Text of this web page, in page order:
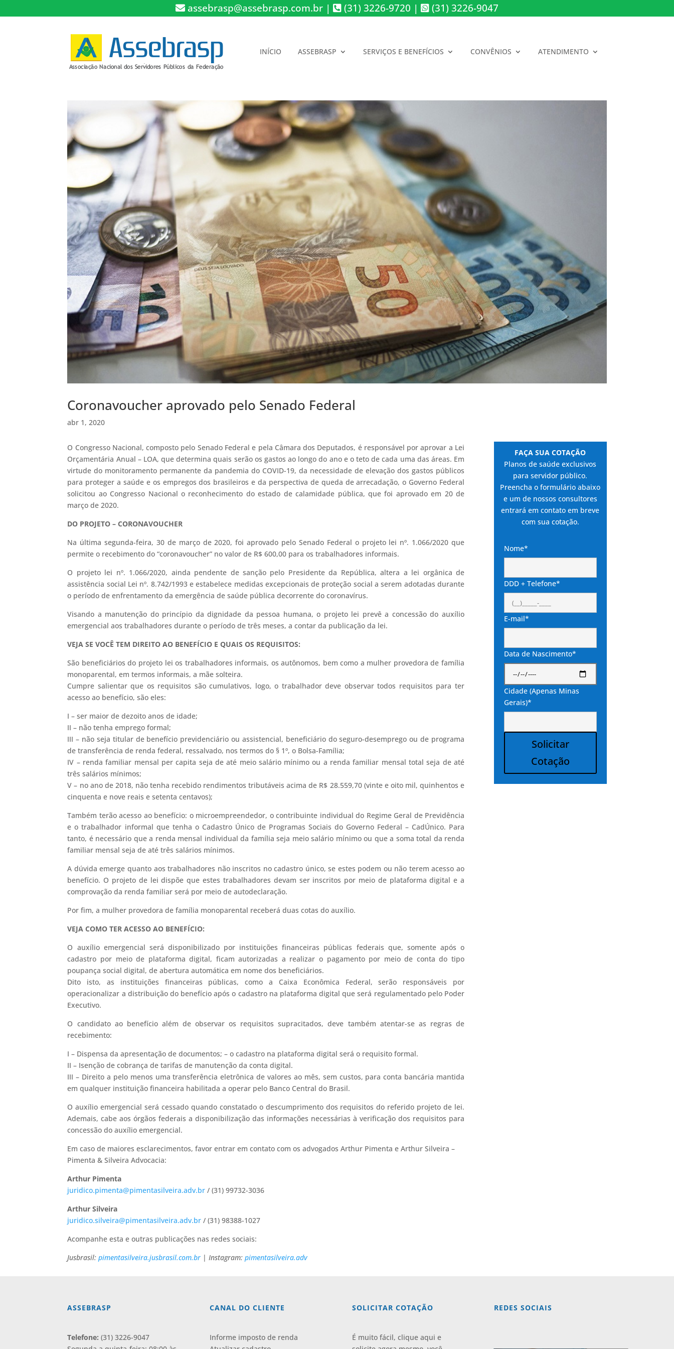
assebrasp@assebrasp.com.br | (31) 3226-9720 | (31) 3226-9047
INÍCIO ASSEBRASP SERVIÇOS E BENEFÍCIOS CONVÊNIOS ATENDIMENTO
Coronavoucher aprovado pelo Senado Federal
abr 1, 2020
O Congresso Nacional, composto pelo Senado Federal e pela Câmara dos Deputados, é responsável por aprovar a Lei
Orçamentária Anual – LOA, que determina quais serão os gastos ao longo do ano e o teto de cada uma das áreas. Em
virtude do monitoramento permanente da pandemia do COVID-19, da necessidade de elevação dos gastos públicos
para proteger a saúde e os empregos dos brasileiros e da perspectiva de queda de arrecadação, o Governo Federal
solicitou ao Congresso Nacional o reconhecimento do estado de calamidade pública, que foi aprovado em 20 de
março de 2020.
DO PROJETO – CORONAVOUCHER
Na última segunda-feira, 30 de março de 2020, foi aprovado pelo Senado Federal o projeto lei nº. 1.066/2020 que
permite o recebimento do “coronavoucher” no valor de R$ 600,00 para os trabalhadores informais.
O projeto lei nº. 1.066/2020, ainda pendente de sanção pelo Presidente da República, altera a lei orgânica de
assistência social Lei nº. 8.742/1993 e estabelece medidas excepcionais de proteção social a serem adotadas durante
o período de enfrentamento da emergência de saúde pública decorrente do coronavírus.
Visando a manutenção do princípio da dignidade da pessoa humana, o projeto lei prevê a concessão do auxílio
emergencial aos trabalhadores durante o período de três meses, a contar da publicação da lei.
VEJA SE VOCÊ TEM DIREITO AO BENEFÍCIO E QUAIS OS REQUISITOS:
São beneficiários do projeto lei os trabalhadores informais, os autônomos, bem como a mulher provedora de família
monoparental, em termos informais, a mãe solteira.
Cumpre salientar que os requisitos são cumulativos, logo, o trabalhador deve observar todos requisitos para ter
acesso ao benefício, são eles:
I – ser maior de dezoito anos de idade;
II – não tenha emprego formal;
III – não seja titular de benefício previdenciário ou assistencial, beneficiário do seguro-desemprego ou de programa
de transferência de renda federal, ressalvado, nos termos do § 1º, o Bolsa-Família;
IV – renda familiar mensal per capita seja de até meio salário mínimo ou a renda familiar mensal total seja de até
três salários mínimos;
V – no ano de 2018, não tenha recebido rendimentos tributáveis acima de R$ 28.559,70 (vinte e oito mil, quinhentos e
cinquenta e nove reais e setenta centavos);
Também terão acesso ao benefício: o microempreendedor, o contribuinte individual do Regime Geral de Previdência
e o trabalhador informal que tenha o Cadastro Único de Programas Sociais do Governo Federal – CadÚnico. Para
tanto, é necessário que a renda mensal individual da família seja meio salário mínimo ou que a soma total da renda
familiar mensal seja de até três salários mínimos.
A dúvida emerge quanto aos trabalhadores não inscritos no cadastro único, se estes podem ou não terem acesso ao
benefício. O projeto de lei dispõe que estes trabalhadores devam ser inscritos por meio de plataforma digital e a
comprovação da renda familiar será por meio de autodeclaração.
Por fim, a mulher provedora de família monoparental receberá duas cotas do auxílio.
VEJA COMO TER ACESSO AO BENEFÍCIO:
O auxílio emergencial será disponibilizado por instituições financeiras públicas federais que, somente após o
cadastro por meio de plataforma digital, ficam autorizadas a realizar o pagamento por meio de conta do tipo
poupança social digital, de abertura automática em nome dos beneficiários.
Dito isto, as instituições financeiras públicas, como a Caixa Econômica Federal, serão responsáveis por
operacionalizar a distribuição do benefício após o cadastro na plataforma digital que será regulamentado pelo Poder
Executivo.
O candidato ao benefício além de observar os requisitos supracitados, deve também atentar-se as regras de
recebimento:
I – Dispensa da apresentação de documentos; – o cadastro na plataforma digital será o requisito formal.
II – Isenção de cobrança de tarifas de manutenção da conta digital.
III – Direito a pelo menos uma transferência eletrônica de valores ao mês, sem custos, para conta bancária mantida
em qualquer instituição financeira habilitada a operar pelo Banco Central do Brasil.
O auxílio emergencial será cessado quando constatado o descumprimento dos requisitos do referido projeto de lei.
Ademais, cabe aos órgãos federais a disponibilização das informações necessárias à verificação dos requisitos para
concessão do auxílio emergencial.
Em caso de maiores esclarecimentos, favor entrar em contato com os advogados Arthur Pimenta e Arthur Silveira –
Pimenta & Silveira Advocacia:
Arthur Pimenta
juridico.pimenta@pimentasilveira.adv.br / (31) 99732-3036
Arthur Silveira
juridico.silveira@pimentasilveira.adv.br / (31) 98388-1027
Acompanhe esta e outras publicações nas redes sociais:
Jusbrasil:pimentasilveira.jusbrasil.com.br |Instagram:pimentasilveira.adv
FAÇA SUA COTAÇÃO
Planos de saúde exclusivos
para servidor público.
Preencha o formulário abaixo
e um de nossos consultores
entrará em contato em breve
com sua cotação.
Nome*
DDD + Telefone*
E-mail*
Data de Nascimento*
Cidade (Apenas Minas
Gerais)*
Solicitar
Cotação
ASSEBRASP
Telefone: (31) 3226-9047
CANAL DO CLIENTE
Informe imposto de renda
SOLICITAR COTAÇÃO
É muito fácil, clique aqui e
REDES SOCIAIS